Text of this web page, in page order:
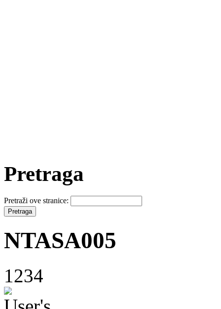
Pretraga
Pretraži ove stranice:
NTASA005
1234